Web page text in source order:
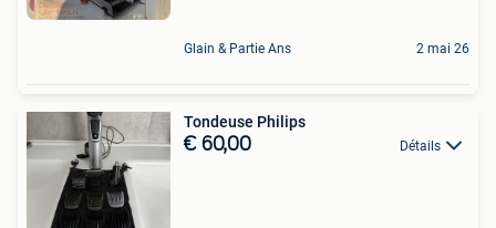
Glain & Partie Ans 2 mai 26
Tondeuse Philips
€ 60,00 Détails